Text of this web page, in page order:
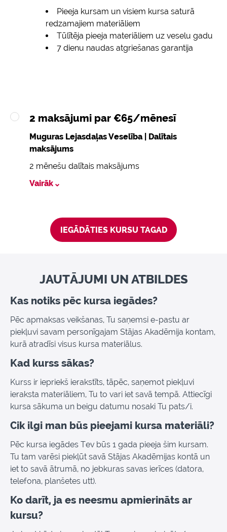
Pieeja kursam un visiem kursa saturā
redzamajiem materiāliem
Tūlītēja pieeja materiāliem uz veselu gadu
7 dienu naudas atgriešanas garantija
2 maksājumi par €65/mēnesī
Muguras Lejasdaļas Veselība | Dalītais
maksājums
2 mēnešu dalītais maksājums
Vairāk
IEGĀDĀTIES KURSU TAGAD
JAUTĀJUMI UN ATBILDES
Kas notiks pēc kursa iegādes?
Pēc apmaksas veikšanas, Tu saņemsi e-pastu ar
piekļuvi savam personīgajam Stājas Akadēmija kontam,
kurā atradīsi visus kursa materiālus.
Kad kurss sākas?
Kurss ir iepriekš ierakstīts, tāpēc, saņemot piekļuvi
ieraksta materiāliem, Tu to vari iet savā tempā. Attiecīgi
kursa sākuma un beigu datumu nosaki Tu pats/i.
Cik ilgi man būs pieejami kursa materiāli?
Pēc kursa iegādes Tev būs 1 gada pieeja šim kursam.
Tu tam varēsi piekļūt savā Stājas Akadēmijas kontā un
iet to savā ātrumā, no jebkuras savas ierīces (datora,
telefona, planšetes utt).
Ko darīt, ja es neesmu apmierināts ar
kursu?